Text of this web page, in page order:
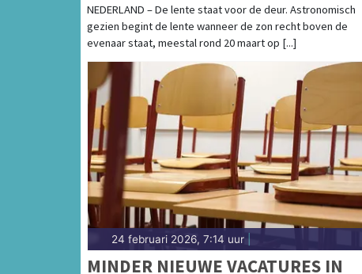
NEDERLAND – De lente staat voor de deur. Astronomisch
gezien begint de lente wanneer de zon recht boven de
evenaar staat, meestal rond 20 maart op [...]
24 februari 2026, 7:14 uur
MINDER NIEUWE VACATURES IN